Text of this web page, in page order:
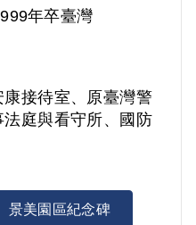
年卒臺灣
接待室、原臺灣警
庭與看守所、國防
景美園區紀念碑